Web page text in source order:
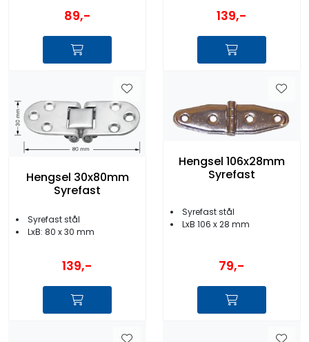
89,- 139,-
Hengsel 30x80mm
Syrefast
Syrefast stål
LxB: 80 x 30 mm
139,-
Hengsel 106x28mm
Syrefast
Syrefast stål
LxB 106 x 28 mm
79,-